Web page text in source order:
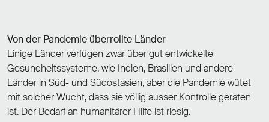
Von der Pandemie überrollte Länder
Einige Länder verfügen zwar über gut entwickelte
Gesundheitssysteme, wie Indien, Brasilien und andere
Länder in Süd- und Südostasien, aber die Pandemie wütet
mit solcher Wucht, dass sie völlig ausser Kontrolle geraten
ist. Der Bedarf an humanitärer Hilfe ist riesig.